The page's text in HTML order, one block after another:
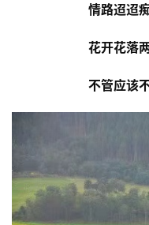
情路迢迢
花开花落
不管应该